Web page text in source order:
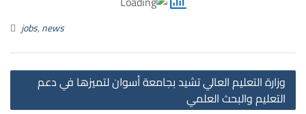
jobs,news
وزارة التعليم العالي تشيد بجامعة أسوان لتميزها في دعم
التعليم والبحث العلمي